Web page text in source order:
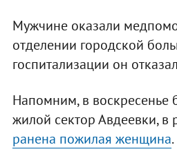
Мужчине оказали
отделении городской
госпитализации он
Напомним, в воскресенье
жилой сектор Авдеевки, в
ранена пожилая женщина.